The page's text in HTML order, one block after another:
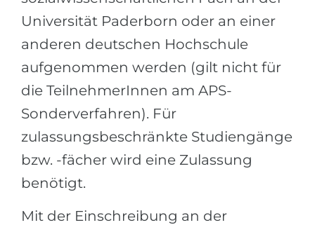
Universität Paderborn oder an einer
anderen deutschen Hochschule
aufgenommen werden (gilt nicht für
die TeilnehmerInnen am APS-
Sonderverfahren). Für
zulassungsbeschränkte Studiengänge
bzw. -fächer wird eine Zulassung
benötigt.
Mit der Einschreibung an der